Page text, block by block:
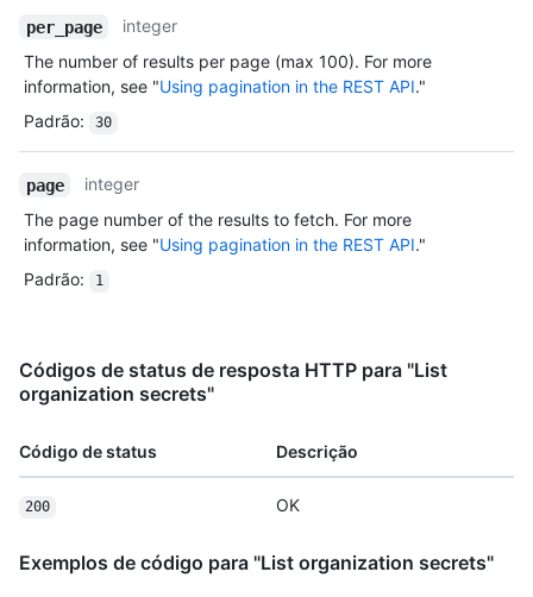
per_page
integer
The number of results per page (max 100). For more
information, see "Using pagination in the REST API."
Padrão: 30
page
integer
The page number of the results to fetch. For more
information, see "Using pagination in the REST API."
Padrão: 1
Códigos de status de resposta HTTP para "List
organization secrets"
Código de status Descrição
200 OK
Exemplos de código para "List organization secrets"